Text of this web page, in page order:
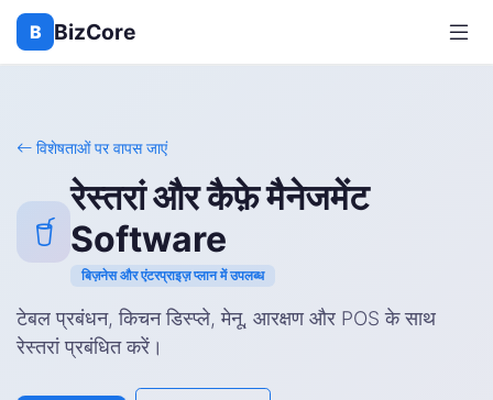
B BizCore
विशेषताओं पर वापस जाएं
रेस्तरां और कैफ़े मैनेजमेंट
Software
बिज़नेस और एंटरप्राइज़ प्लान में उपलब्ध
टेबल प्रबंधन, किचन डिस्प्ले, मेनू, आरक्षण और POS के साथ
रेस्तरां प्रबंधित करें।